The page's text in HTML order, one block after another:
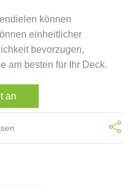
können
einheitlicher
bevorzugen,
am besten für Ihr Deck.
an